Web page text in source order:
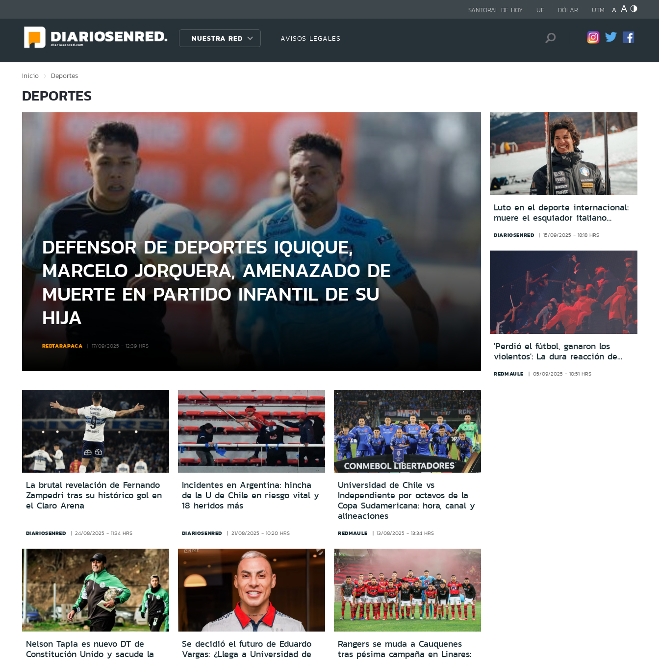
SANTORAL DE HOY: UF: DÓLAR: UTM:
NUESTRA RED AVISOS LEGALES
Inicio Deportes
DEPORTES
DEFENSOR DE DEPORTES IQUIQUE,
MARCELO JORQUERA, AMENAZADO DE
MUERTE EN PARTIDO INFANTIL DE SU
HIJA
REDTARAPACA 17/09/2025 - 12:39 HRS
Luto en el deporte internacional:
muere el esquiador italiano
La Parva
DIARIOSENRED 15/09/2025 - 18:18 HRS
'Perdió el fútbol, ganaron los
violentos': La dura reacción de
descalificado de la Sudamericana
REDMAULE 05/09/2025 - 10:51 HRS
La brutal revelación de Fernando
Zampedri tras su histórico gol en
el Claro Arena
DIARIOSENRED 24/08/2025 - 11:34 HRS
Incidentes en Argentina: hincha
de la U de Chile en riesgo vital y
18 heridos más
DIARIOSENRED 21/08/2025 - 10:20 HRS
Universidad de Chile vs
Independiente por octavos de la
Copa Sudamericana: hora, canal y
alineaciones
REDMAULE 13/08/2025 - 13:34 HRS
Nelson Tapia es nuevo DT de
Constitución Unido y sacude la
Se decidió el futuro de Eduardo
Vargas: ¿Llega a Universidad de
Rangers se muda a Cauquenes
tras pésima campaña en Linares: